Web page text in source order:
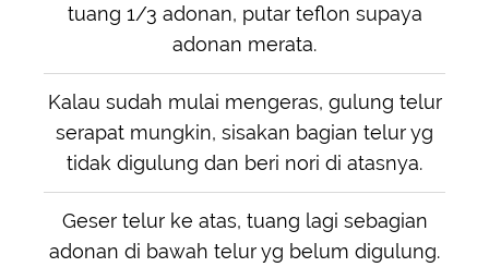
tuang 1/3 adonan, putar teflon supaya
adonan merata.
Kalau sudah mulai mengeras, gulung telur
serapat mungkin, sisakan bagian telur yg
tidak digulung dan beri nori di atasnya.
Geser telur ke atas, tuang lagi sebagian
adonan di bawah telur yg belum digulung.